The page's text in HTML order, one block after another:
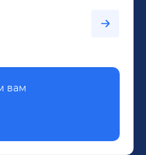
по методу
вам